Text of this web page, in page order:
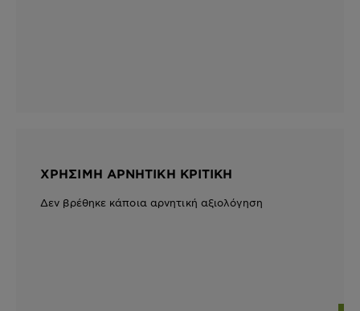
ΧΡΉΣΙΜΗ ΑΡΝΗΤΙΚΉ ΚΡΙΤΙΚΉ
Δεν βρέθηκε κάποια αρνητική αξιολόγηση